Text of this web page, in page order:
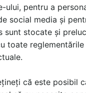
pe mai multe
insulă sau insulă,
delimitată, cu
și
ului, pentru a
social media și
sunt stocate și
toate
că este posibil